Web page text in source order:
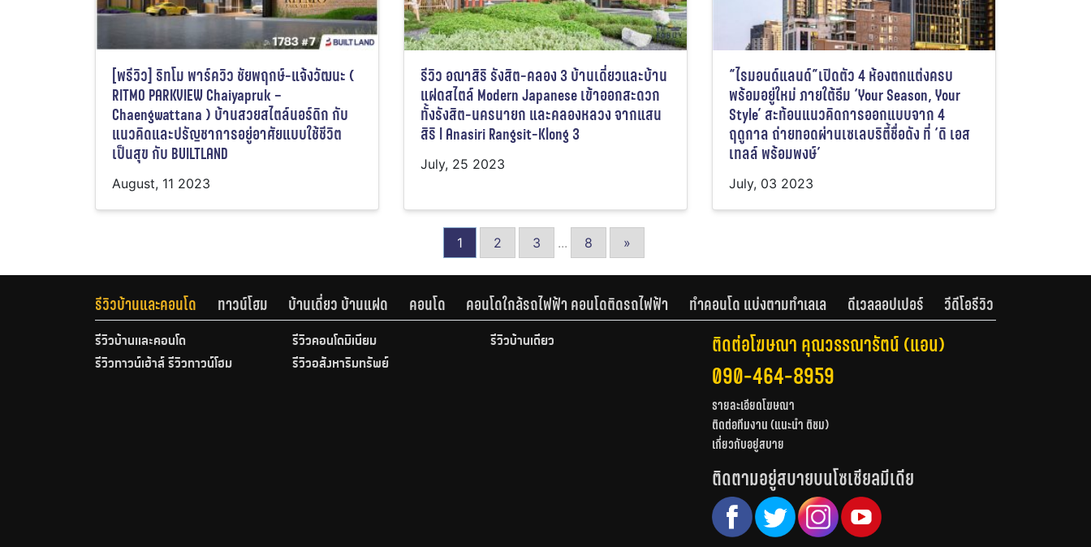
[พรีวิว] ริทโม พาร์ควิว ชัยพฤกษ์-แจ้งวัฒนะ (
RITMO PARKVIEW Chaiyapruk –
Chaengwattana ) บ้านสวยสไตล์นอร์ดิก กับ
แนวคิดและปรัญชาการอยู่อาศัยแบบใช้ชีวิต
เป็นสุข กับ BUILTLAND
August, 11 2023
รีวิว อณาสิริ รังสิต-คลอง 3 บ้านเดี่ยวและบ้าน
แฝดสไตล์ Modern Japanese เข้าออกสะดวก
ทั้งรังสิต-นครนายก และคลองหลวง จากแสน
สิริ l Anasiri Rangsit-Klong 3
July, 25 2023
“ไรมอนด์แลนด์”เปิดตัว 4 ห้องตกแต่งครบ
พร้อมอยู่ใหม่ ภายใต้ธีม ‘Your Season, Your
Style’ สะท้อนแนวคิดการออกแบบจาก 4
ฤดูกาล ถ่ายทอดผ่านเซเลบริตี้ชื่อดัง ที่ ‘ดิ เอส
เทลล์ พร้อมพงษ์’
July, 03 2023
1 2 3 ... 8 »
รีวิวบ้านและคอนโด ทาวน์โฮม บ้านเดี่ยว บ้านแฝด คอนโด คอนโดใกล้รถไฟฟ้า คอนโดติดรถไฟฟ้า ทำคอนโด แบ่งตามทำเลเล ดีเวลลอปเปอร์ วีดีโอรีวิว
รีวิวบ้านและคอนโด รีวิวคอนโดมิเนียม
รีวิวบ้านเดี่ยว
รีวิวทาวน์เฮ้าส์ รีวิวทาวน์โฮม
รีวิวอสังหาริมทรัพย์
ติดต่อโฆษณา คุณวรรณารัตน์ (แอน)
090-464-8959
รายละเอียดโฆษณา
ติดต่อทีมงาน (แนะนำ ติชม)
เกี่ยวกับอยู่สบาย
ติดตามอยู่สบายบนโซเชียลมีเดีย